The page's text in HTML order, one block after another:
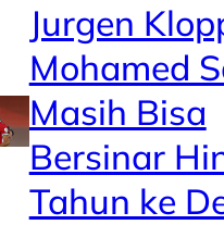
Jurgen
Mohamed
Masih Bisa
Bersinar
Tahun ke